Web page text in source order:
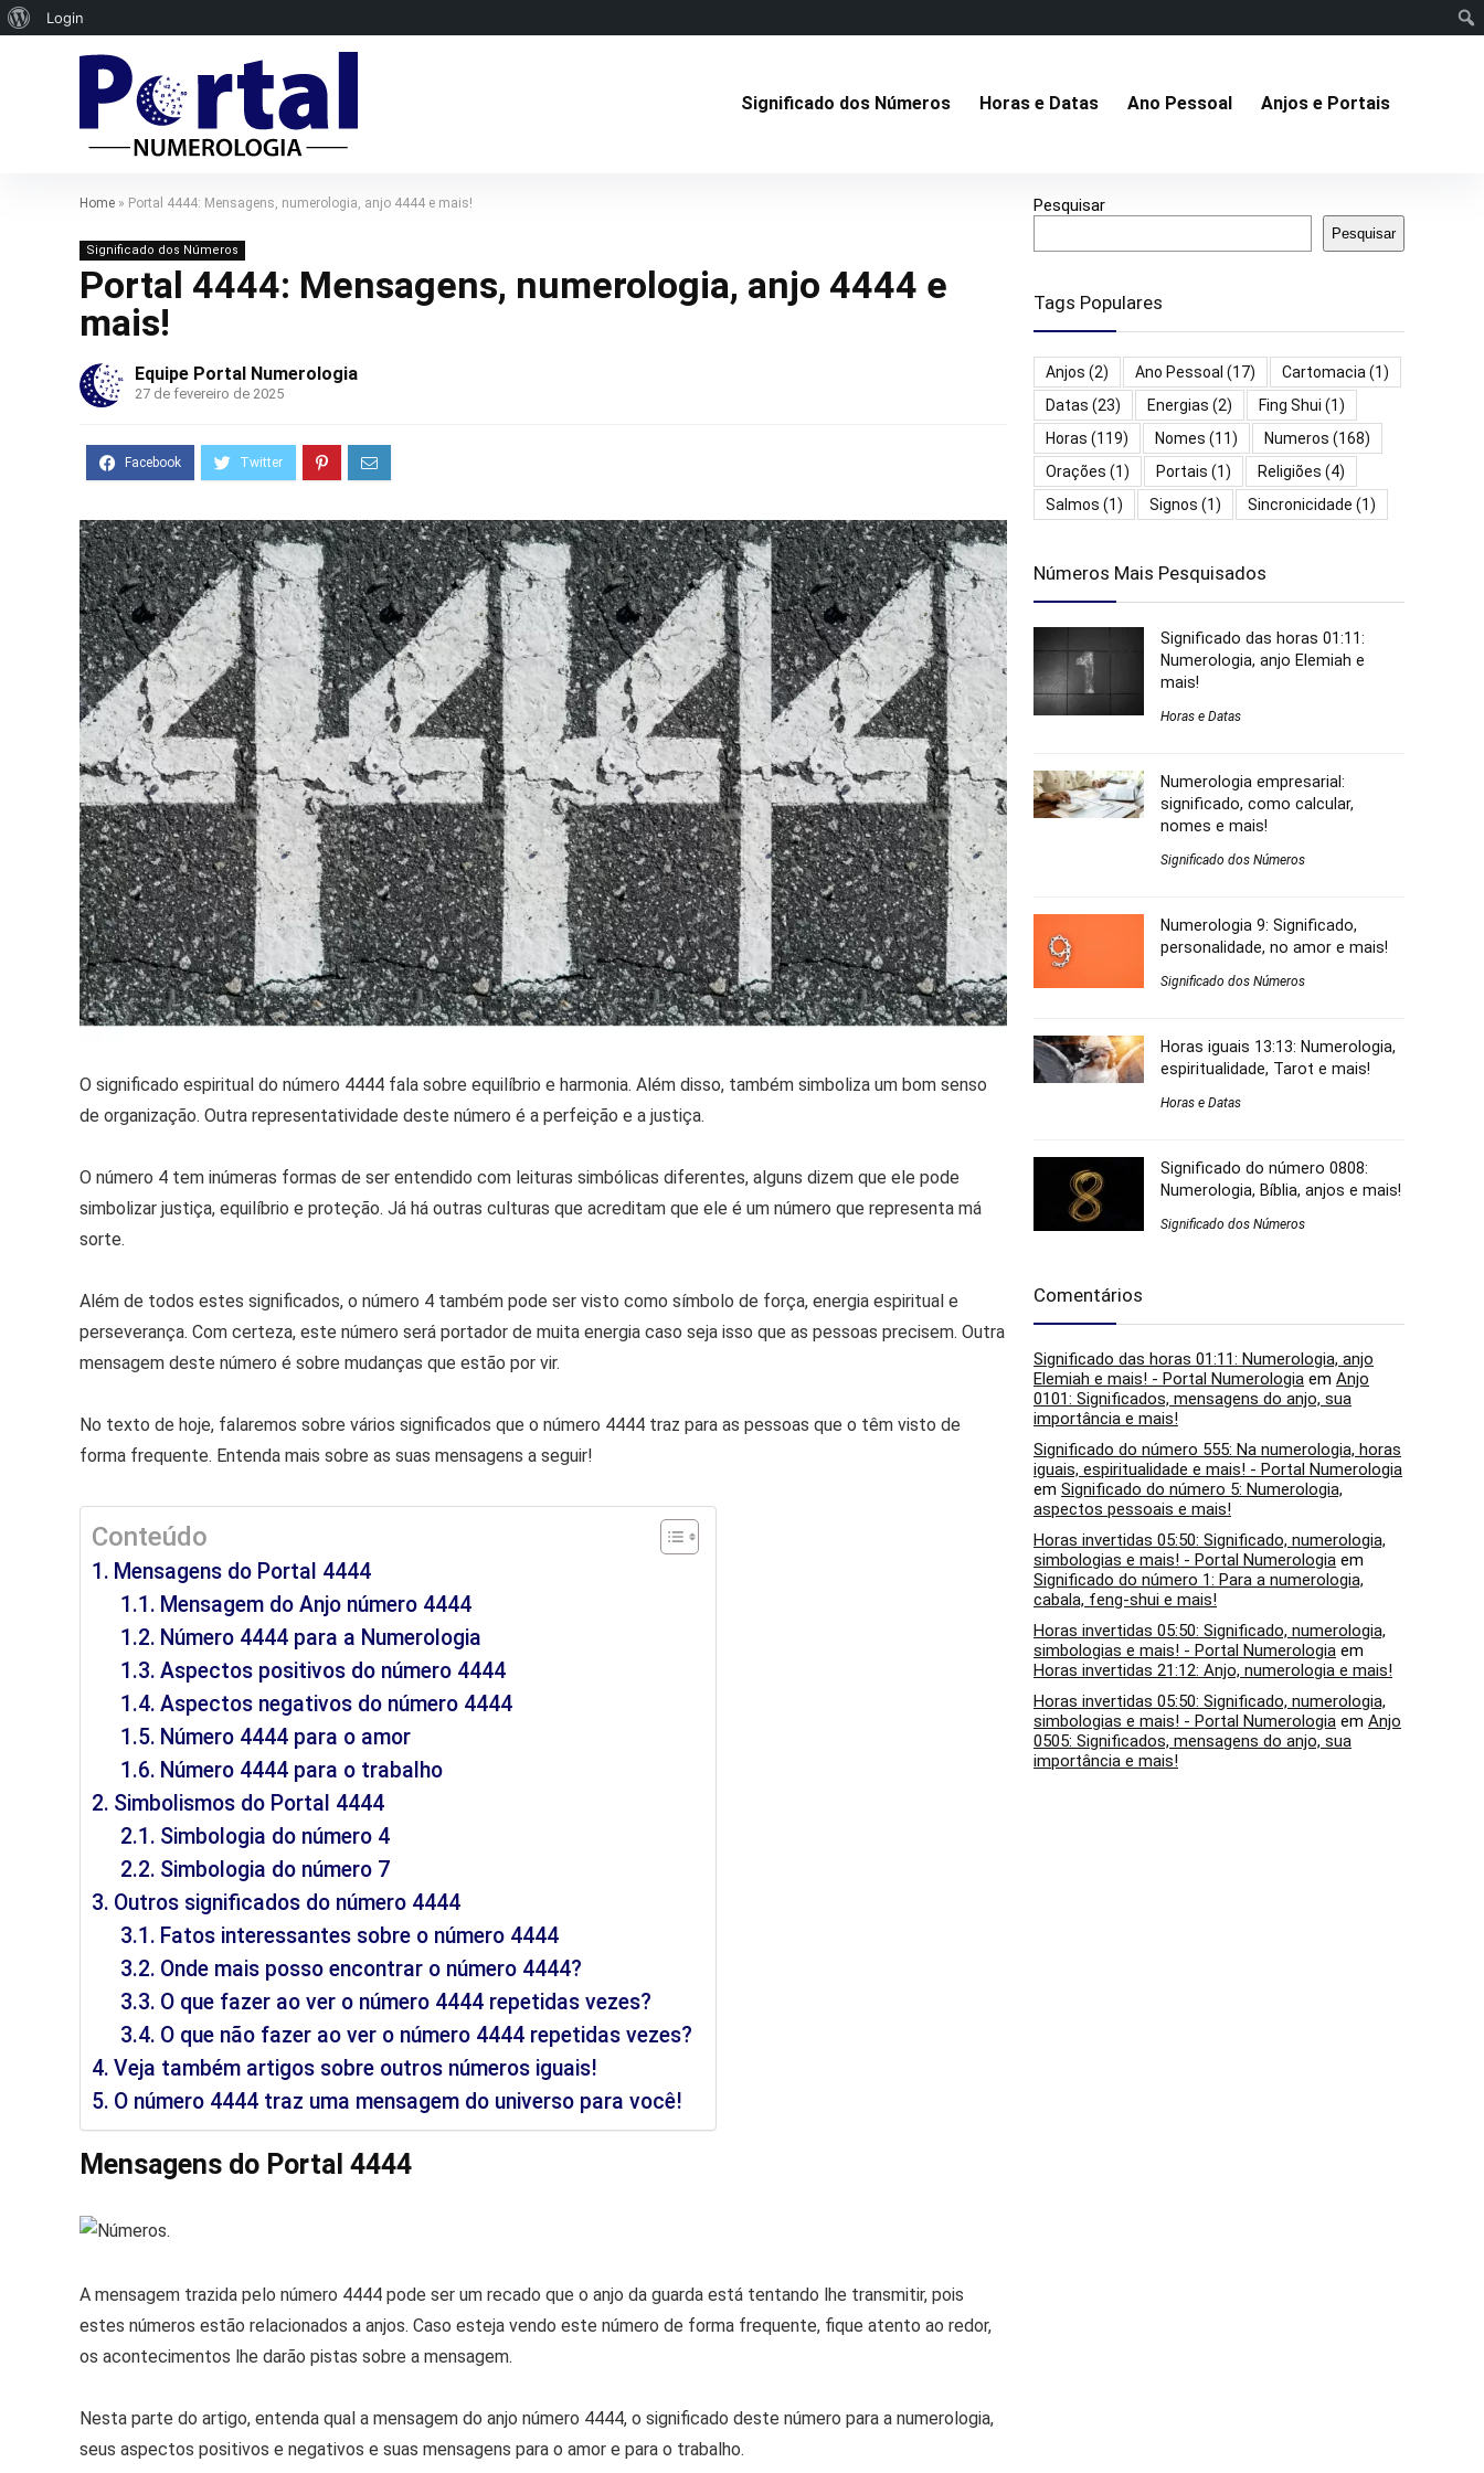
Sobre
WordPress
Login
Significado dos Números Horas e Datas Ano Pessoal Anjos e Portais
Home » Portal 4444: Mensagens, numerologia, anjo 4444 e mais!
Significado dos Números
Portal 4444: Mensagens, numerologia, anjo 4444 e
mais!
Equipe Portal Numerologia
27 de fevereiro de 2025
O significado espiritual do número 4444 fala sobre equilíbrio e harmonia. Além disso, também simboliza um bom senso
de organização. Outra representatividade deste número é a perfeição e a justiça.
O número 4 tem inúmeras formas de ser entendido com leituras simbólicas diferentes, alguns dizem que ele pode
simbolizar justiça, equilíbrio e proteção. Já há outras culturas que acreditam que ele é um número que representa má
sorte.
Além de todos estes significados, o número 4 também pode ser visto como símbolo de força, energia espiritual e
perseverança. Com certeza, este número será portador de muita energia caso seja isso que as pessoas precisem. Outra
mensagem deste número é sobre mudanças que estão por vir.
No texto de hoje, falaremos sobre vários significados que o número 4444 traz para as pessoas que o têm visto de
forma frequente. Entenda mais sobre as suas mensagens a seguir!
Conteúdo
Mensagens do Portal 4444
Mensagem do Anjo número 4444
Número 4444 para a Numerologia
Aspectos positivos do número 4444
Aspectos negativos do número 4444
Número 4444 para o amor
Número 4444 para o trabalho
Simbolismos do Portal 4444
Simbologia do número 4
Simbologia do número 7
Outros significados do número 4444
Fatos interessantes sobre o número 4444
Onde mais posso encontrar o número 4444?
O que fazer ao ver o número 4444 repetidas vezes?
O que não fazer ao ver o número 4444 repetidas vezes?
Veja também artigos sobre outros números iguais!
O número 4444 traz uma mensagem do universo para você!
Mensagens do Portal 4444
A mensagem trazida pelo número 4444 pode ser um recado que o anjo da guarda está tentando lhe transmitir, pois
estes números estão relacionados a anjos. Caso esteja vendo este número de forma frequente, fique atento ao redor,
os acontecimentos lhe darão pistas sobre a mensagem.
Nesta parte do artigo, entenda qual a mensagem do anjo número 4444, o significado deste número para a numerologia,
seus aspectos positivos e negativos e suas mensagens para o amor e para o trabalho.
Pesquisar
Pesquisar
Tags Populares
Anjos (2) Ano Pessoal (17) Cartomacia(1)
Datas (23) Energias (2) Fing Shui (1)
Horas (119) Nomes (11) Numeros (168)
Orações (1) Portais (1) Religiões (4)
Salmos (1) Signos (1) Sincronicidade (1)
Números Mais Pesquisados
Significado das horas 01:11:
Numerologia, anjo Elemiah e
mais!
Horas e Datas
Numerologia empresarial:
significado, como calcular,
nomes e mais!
Significado dos Números
Numerologia 9: Significado,
personalidade, no amor e mais!
Significado dos Números
Horas iguais 13:13: Numerologia,
espiritualidade, Tarot e mais!
Horas e Datas
Significado do número 0808:
Numerologia, Bíblia, anjos e mais!
Significado dos Números
Comentários
Significado das horas 01:11: Numerologia, anjo
Elemiah e mais! - Portal Numerologia em Anjo
0101: Significados, mensagens do anjo, sua
importância e mais!
Significado do número 555: Na numerologia, horas
iguais, espiritualidade e mais! - Portal Numerologia
em Significado do número 5: Numerologia,
aspectos pessoais e mais!
Horas invertidas 05:50: Significado, numerologia,
simbologias e mais! - Portal Numerologia em
Significado do número 1: Para a numerologia,
cabala, feng-shui e mais!
Horas invertidas 05:50: Significado, numerologia,
simbologias e mais! - Portal Numerologia em
Horas invertidas 21:12: Anjo, numerologia e mais!
Horas invertidas 05:50: Significado, numerologia,
simbologias e mais! - Portal Numerologia em Anjo
0505: Significados, mensagens do anjo, sua
importância e mais!